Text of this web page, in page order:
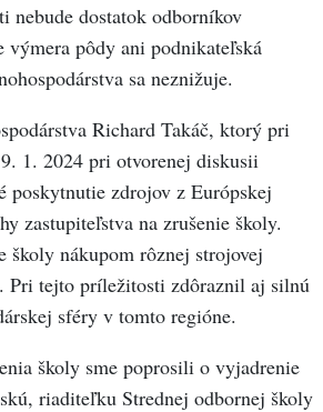
nebude dostatok odborníkov
výmera pôdy ani podnikateľská
sa neznižuje.
Richard Takáč, ktorý pri
1. 2024 pri otvorenej diskusii
poskytnutie zdrojov z Európskej
zastupiteľstva na zrušenie školy.
školy nákupom rôznej strojovej
Pri tejto príležitosti zdôraznil aj silnú
sféry v tomto regióne.
školy sme poprosili o vyjadrenie
riaditeľku Strednej odbornej školy